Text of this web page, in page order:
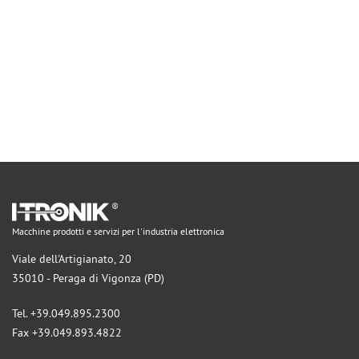
Macchine prodotti e servizi per l'industria elettronica
Viale dell'Artigianato, 20
35010 - Peraga di Vigonza (PD)
Tel. +39.049.895.2300
Fax +39.049.893.4822